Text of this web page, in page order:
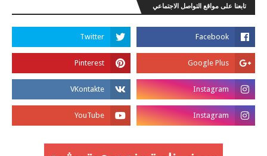
تابعنا على مواقع التواصل الاجتماعي